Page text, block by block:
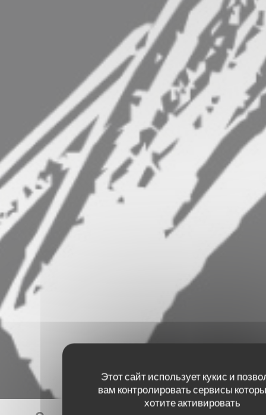
Этот сайт использует кукис и
вам контролировать сервисы
хотите активировать